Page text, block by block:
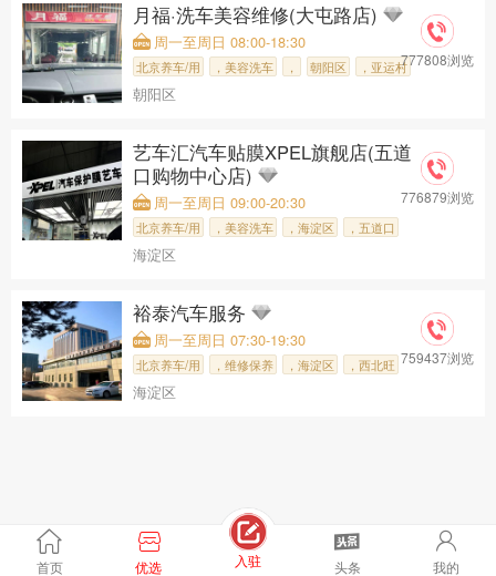
月福·洗车美容维修(大屯路店)
周一至周日 08:00-18:30
北京养车/用 ，美容洗车 ， 朝阳区 ，亚运村
朝阳区
777808浏览
艺车汇汽车贴膜XPEL旗舰店(五道
口购物中心店)
周一至周日 09:00-20:30
北京养车/用 ，美容洗车 ，海淀区 ，五道口
海淀区
776879浏览
裕泰汽车服务
周一至周日 07:30-19:30
北京养车/用 ，维修保养 ，海淀区 ，西北旺
海淀区
759437浏览
首页 优选 入驻 头条 我的